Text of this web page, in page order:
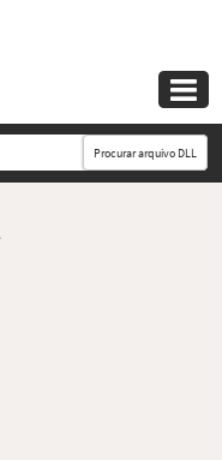

Procurar arquivo DLL